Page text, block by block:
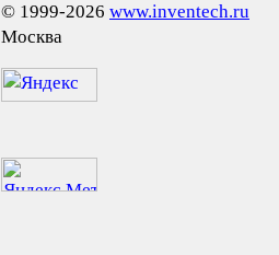
© 1999-2026 www.inventech.ru
Москва